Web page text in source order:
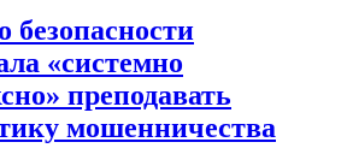
безопасности
«системно
преподавать
мошенничества